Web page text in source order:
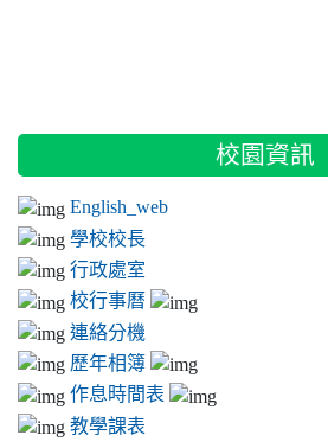
::: 校園資訊
English_web
學校校長
行政處室
校行事曆
連絡分機
歷年相簿
作息時間表
教學課表